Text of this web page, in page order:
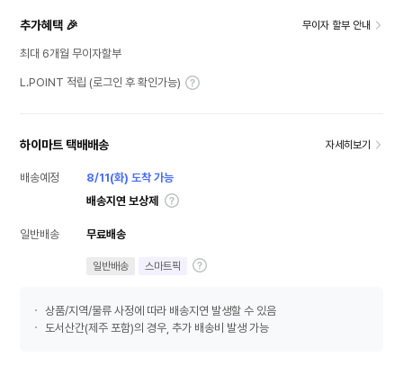
추가혜택 🎉 무이자 할부 안내
최대 6개월 무이자할부
L.POINT 적립 (로그인 후 확인가능)
하이마트 택배배송 자세히보기
배송예정
8/11(화) 도착 가능
배송지연 보상제
일반배송 무료배송
일반배송 스마트픽
상품/지역/물류 사정에 따라 배송지연 발생할 수 있음
도서산간(제주 포함)의 경우, 추가 배송비 발생 가능